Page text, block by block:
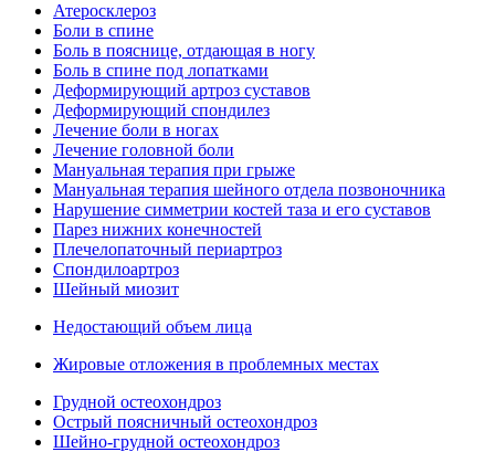
Атеросклероз
Боли в спине
Боль в пояснице, отдающая в ногу
Боль в спине под лопатками
Деформирующий артроз суставов
Деформирующий спондилез
Лечение боли в ногах
Лечение головной боли
Мануальная терапия при грыже
Мануальная терапия шейного отдела позвоночника
Нарушение симметрии костей таза и его суставов
Парез нижних конечностей
Плечелопаточный периартроз
Спондилоартроз
Шейный миозит
Недостающий объем лица
Жировые отложения в проблемных местах
Грудной остеохондроз
Острый поясничный остеохондроз
Шейно-грудной остеохондроз